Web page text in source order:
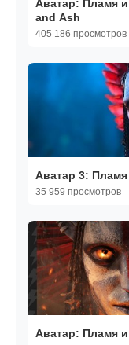
Аватар: Пламя
and Ash
405 186 просмотров
Аватар 3:
35 959 просмотров
Аватар: Пламя